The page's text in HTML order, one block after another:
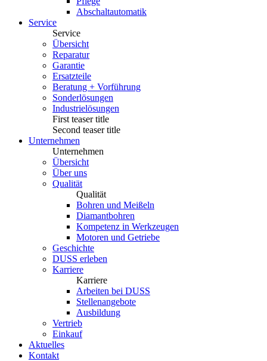
Abschaltautomatik
Service
Service
Übersicht
Reparatur
Garantie
Ersatzteile
Beratung + Vorführung
Sonderlösungen
Industrielösungen
First teaser title
Second teaser title
Unternehmen
Unternehmen
Übersicht
Über uns
Qualität
Qualität
Bohren und Meißeln
Diamantbohren
Kompetenz in Werkzeugen
Motoren und Getriebe
Geschichte
DUSS erleben
Karriere
Karriere
Arbeiten bei DUSS
Stellenangebote
Ausbildung
Vertrieb
Einkauf
Aktuelles
Kontakt